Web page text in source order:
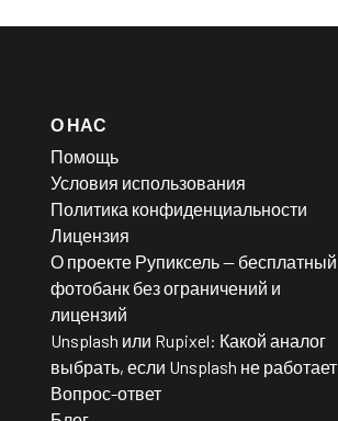
О НАС
Помощь
Условия использования
Политика конфиденциальности
Лицензия
О проекте Рупиксель — бесплатный
фотобанк без ограничений и
лицензий
Unsplash или Rupixel: Какой аналог
выбрать, если Unsplash не работает
Вопрос-ответ